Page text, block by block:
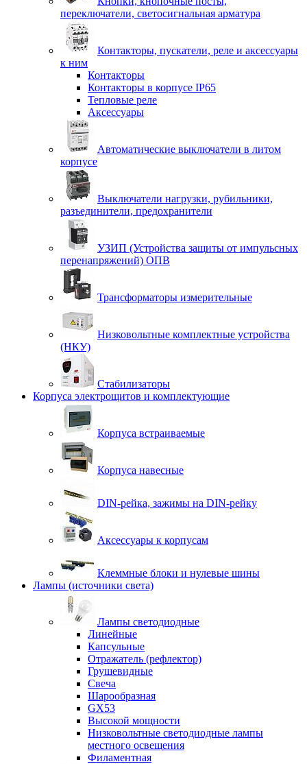
переключатели, светосигнальная арматура
Контакторы, пускатели, реле и аксессуары
к ним
Контакторы
Контакторы в корпусе IP65
Тепловые реле
Аксессуары
Автоматические выключатели в литом
корпусе
Выключатели нагрузки, рубильники,
разъединители, предохранители
УЗИП (Устройства защиты от импульсных
перенапряжений) ОПВ
Трансформаторы измерительные
Низковольтные комплектные устройства
(НКУ)
Стабилизаторы
Корпуса электрощитов и комплектующие
Корпуса встраиваемые
Корпуса навесные
DIN-рейка, зажимы на DIN-рейку
Аксессуары к корпусам
Клеммные блоки и нулевые шины
Лампы (источники света)
Лампы светодиодные
Линейные
Капсульные
Отражатель (рефлектор)
Грушевидные
Свеча
Шарообразная
GX53
Высокой мощности
Низковольтные светодиодные лампы
местного освещения
Филаментная